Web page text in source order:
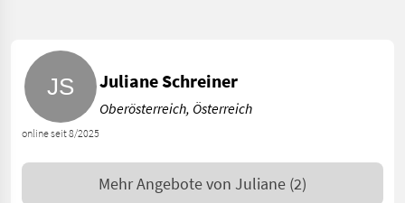
online seit 8/2025
Juliane Schreiner
Oberösterreich, Österreich
Mehr Angebote von Juliane (2)